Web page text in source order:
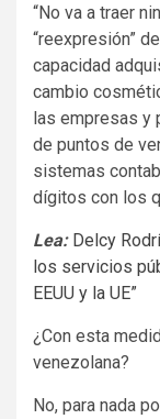
“No va a traer
“reexpresión”
capacidad
cambio
las empresas y
de puntos de
sistemas
dígitos con los
Lea: Delcy
los servicios
EEUU y la UE”
¿Con esta
venezolana?
No, para nada